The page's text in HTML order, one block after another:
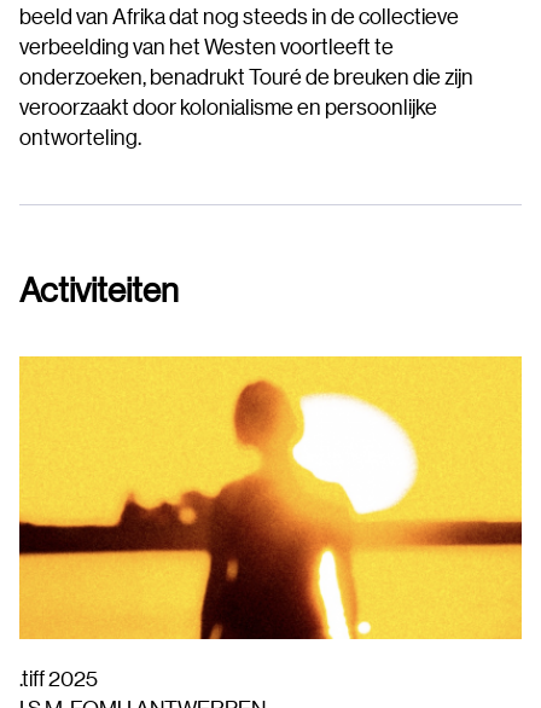
beeld van Afrika dat nog steeds in de collectieve
verbeelding van het Westen voortleeft te
onderzoeken, benadrukt Touré de breuken die zijn
veroorzaakt door kolonialisme en persoonlijke
ontworteling.
Activiteiten
.tiff 2025